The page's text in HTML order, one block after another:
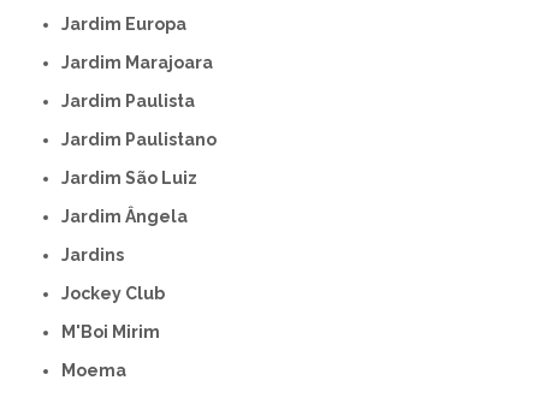
Jardim Europa
Jardim Marajoara
Jardim Paulista
Jardim Paulistano
Jardim São Luiz
Jardim Ângela
Jardins
Jockey Club
M'Boi Mirim
Moema